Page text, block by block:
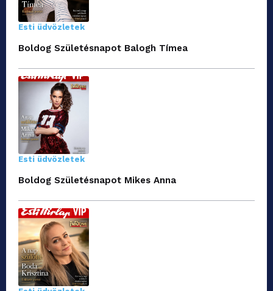
Esti üdvözletek
Boldog Születésnapot Balogh Tímea
Esti üdvözletek
Boldog Születésnapot Mikes Anna